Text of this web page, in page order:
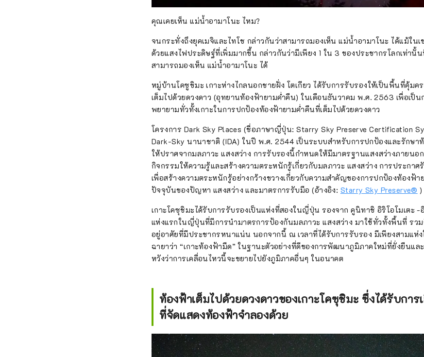
คุณเคยเห็น แม่น้ำอามาโนะ ไหม?
จนกระทั่งถึงยุคเมจิและไทโช กล่าวกันว่าสามารถมองเห็น แม่น้ำอามาโนะ ได้แม้ใน
ด้วยแสงไฟประดิษฐ์ที่เพิ่มมากขึ้น กล่าวกันว่ามีเพียง 1 ใน 3 ของประชากรโลกเท่านั้
สามารถมองเห็น แม่น้ำอามาโนะ ได้
หมู่บ้านโคซูชิมะ เกาะห่างไกลนอกชายฝั่ง โตเกียว ได้รับการรับรองให้เป็นพื้นที่คุ้มค
เต็มไปด้วยดวงดาว (อุทยานท้องฟ้ายามค่ำคืน) ในเดือนธันวาคม พ.ศ. 2563 เพื่อเป็
พยายามทั่วทั้งเกาะในการปกป้องท้องฟ้ายามค่ำคืนที่เต็มไปด้วยดวงดาว
โครงการ Dark Sky Places (ชื่อภาษาญี่ปุ่น: Starry Sky Preserve Certification
Dark-Sky นานาชาติ (IDA) ในปี พ.ศ. 2544 เป็นระบบสำหรับการปกป้องและรักษ
ให้ปราศจากมลภาวะ แสงสว่าง การรับรองนี้กำหนดให้มีมาตรฐานแสงสว่างภายนอ
กิจกรรมให้ความรู้และสร้างความตระหนักรู้เกี่ยวกับมลภาวะ แสงสว่าง การประกา
เพื่อสร้างความตระหนักรู้อย่างกว้างขวางเกี่ยวกับความสำคัญของการปกป้องท้องฟ้
ปัจจุบันของปัญหา แสงสว่าง และมาตรการรับมือ (อ้างอิง: Starry Sky Preserve® )
เกาะโคซุชิมะได้รับการรับรองเป็นแห่งที่สองในญี่ปุ่น รองจาก คูนิทาชิ อิริโอโมเตะ -
แห่งแรกในญี่ปุ่นที่มีการนำมาตรการป้องกันมลภาวะ แสงสว่าง มาใช้ทั่วทั้งพื้นที่ รว
อยู่อาศัยที่มีประชากรหนาแน่น นอกจากนี้ ณ เวลาที่ได้รับการรับรอง มีเพียงสามแห่
ฉายาว่า “เกาะท้องฟ้ามืด” ในฐานะตัวอย่างที่ดีของการพัฒนาภูมิภาคใหม่ที่ยั่งยืนแล
หวังว่าการเคลื่อนไหวนี้จะขยายไปยังภูมิภาคอื่นๆ ในอนาคต
ท้องฟ้าเต็มไปด้วยดวงดาวของเกาะโคซุชิมะ ซึ่งได้รับการ
ที่จัดแสดงท้องฟ้าจำลองด้วย